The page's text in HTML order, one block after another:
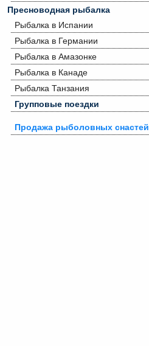
Пресноводная рыбалка
Рыбалка в Испании
Рыбалка в Германии
Рыбалка в Амазонке
Рыбалка в Канаде
Рыбалка Танзания
Групповые поездки
Продажа рыболовных снастей